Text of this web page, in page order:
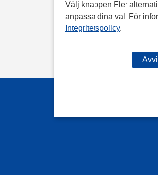
Välj knappen Fler
anpassa dina val. För
Integritetspolicy.